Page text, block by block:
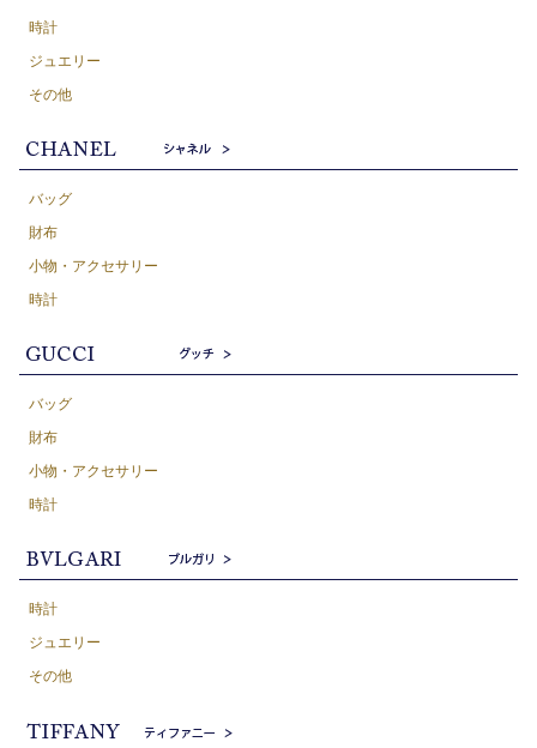
時計
ジュエリー
その他
バッグ
財布
小物・アクセサリー
時計
バッグ
財布
小物・アクセサリー
時計
時計
ジュエリー
その他